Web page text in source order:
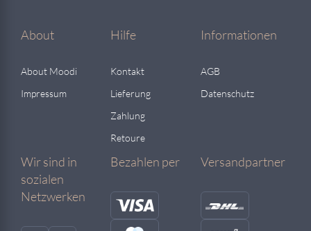
About
About Moodi
Impressum
Hilfe
Kontakt
Lieferung
Zahlung
Retoure
Informationen
AGB
Datenschutz
Wir sind in
sozialen
Netzwerken
Bezahlen per Versandpartner